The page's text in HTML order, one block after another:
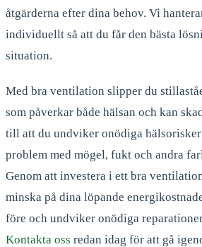
åtgärderna efter dina behov. Vi
individuellt så att du får den bästa
situation.
Med bra ventilation slipper du
som påverkar både hälsan och kan
till att du undviker onödiga
problem med mögel, fukt och andra
Genom att investera i ett bra
minska på dina löpande
före och undviker onödiga
Kontakta oss redan idag för att gå